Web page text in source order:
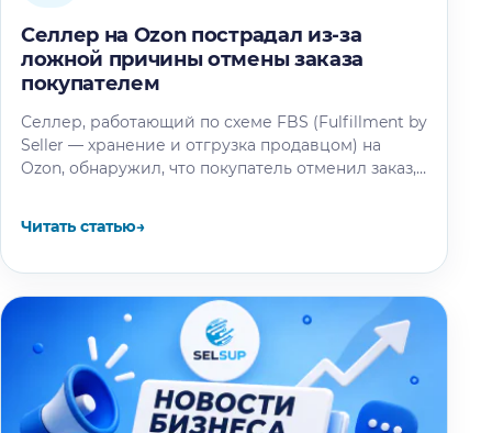
Селлер на Ozon пострадал из-за
ложной причины отмены заказа
покупателем
Селлер, работающий по схеме FBS (Fulfillment by
Seller — хранение и отгрузка продавцом) на
Ozon, обнаружил, что покупатель отменил заказ,
Читать статью→